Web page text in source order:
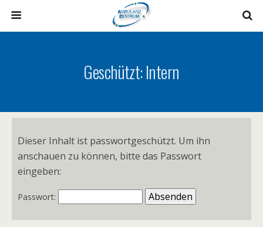
Geschützt: Intern
Dieser Inhalt ist passwortgeschützt. Um ihn
anschauen zu können, bitte das Passwort
eingeben:
Passwort: